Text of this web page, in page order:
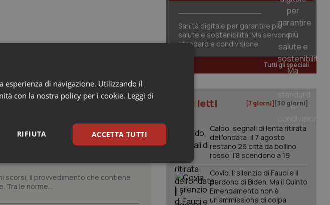
Covid, le liste
agende di prenotazione
ospedaliere e la
scorsi, il provvedimento che contiene
Tra le norme...
Sanità digitale per garantire più
salute e sostenibilità. Ma servono
standard e condivisione
Tutti gli speciali
I più letti [7 giorni] [30 giorni]
Caldo, segnali di lenta ritirata
dell'ondata: il 7 agosto
restano 26 città da bollino
rosso, l'8 scendono a 19
Covid. Il silenzio di Fauci e il
perdono di Biden. Ma il Quinto
Emendamento non è
un’ammissione di colpa
di navigazione. Utilizzando il
con la nostra policy per i cookie. Leggi di
ACCETTA TUTTI
RIFIUTA
Marketing